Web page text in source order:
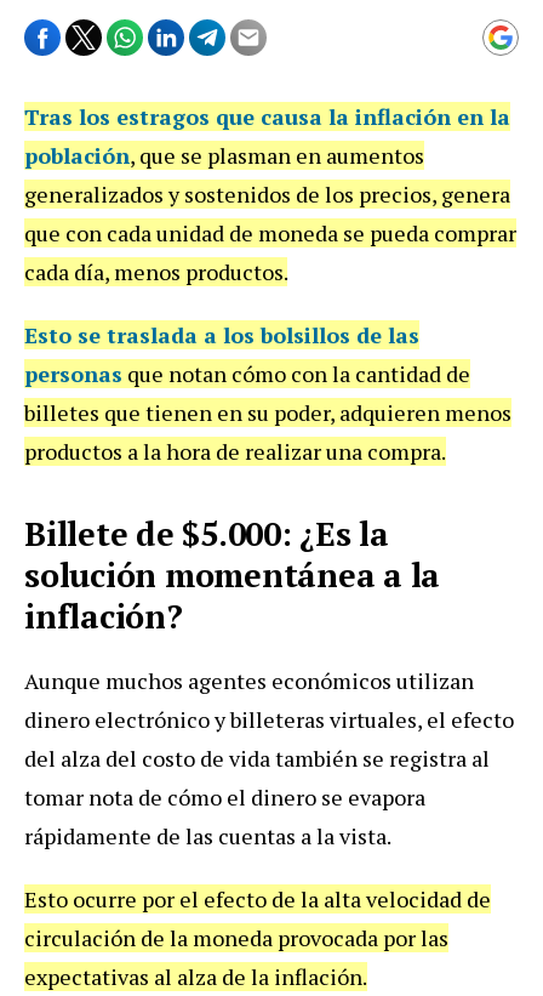
Tras los estragos que causa la inflación en la
población, que se plasman en aumentos
generalizados y sostenidos de los precios, genera
que con cada unidad de moneda se pueda comprar
cada día, menos productos.
Esto se traslada a los bolsillos de las
personas que notan cómo con la cantidad de
billetes que tienen en su poder, adquieren menos
productos a la hora de realizar una compra.
Billete de $5.000: ¿Es la
solución momentánea a la
inflación?
Aunque muchos agentes económicos utilizan
dinero electrónico y billeteras virtuales, el efecto
del alza del costo de vida también se registra al
tomar nota de cómo el dinero se evapora
rápidamente de las cuentas a la vista.
Esto ocurre por el efecto de la alta velocidad de
circulación de la moneda provocada por las
expectativas al alza de la inflación.